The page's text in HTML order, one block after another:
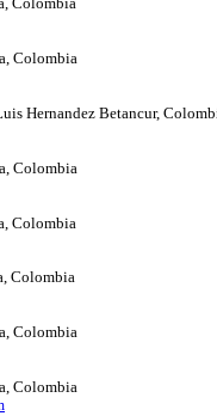
Colombia
Colombia
Hernandez Betancur,
Colombia
Colombia
Colombia
Colombia
Colombia